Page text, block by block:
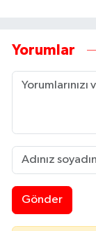
Yorumlar
Gönder